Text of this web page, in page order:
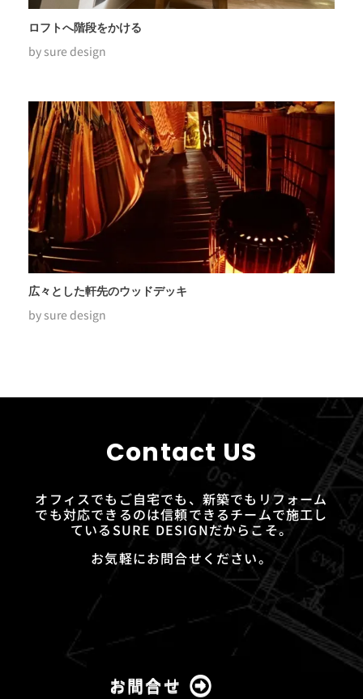
ロフトへ階段をかける
by sure design
広々とした軒先のウッドデッキ
by sure design
Contact US
オフィスでもご自宅でも、新築でもリフォーム
でも対応できるのは信頼できるチームで施工し
ているSURE DESIGNだからこそ。
お気軽にお問合せください。
お問合せ